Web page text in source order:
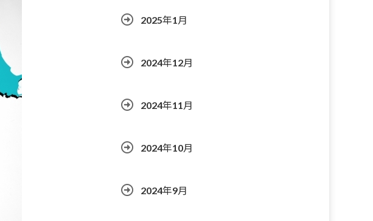
2025年1月
2024年12月
2024年11月
2024年10月
2024年9月